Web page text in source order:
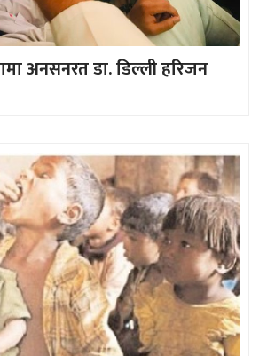
अनसनरत डा. डिल्ली हरिजन